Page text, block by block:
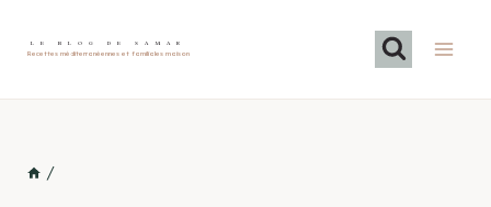
LE BLOG DE SAMAR
Recettes méditerranéennes et familiales maison
/